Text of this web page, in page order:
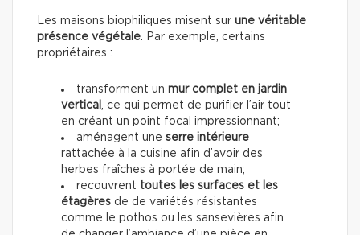
Les maisons biophiliques misent sur une véritable
présence végétale. Par exemple, certains
propriétaires :
transforment un mur complet en jardin
vertical , ce qui permet de purifier l’air tout
en créant un point focal impressionnant;
aménagent une serre intérieure
rattachée à la cuisine afin d’avoir des
herbes fraîches à portée de main;
recouvrent toutes les surfaces et les
étagères de de variétés résistantes
comme le pothos ou les sansevières afin